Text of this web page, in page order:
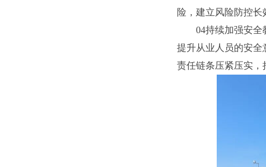
险，建立风险防控长
04持续加强安
提升从业人员的安全
责任链条压紧压实，